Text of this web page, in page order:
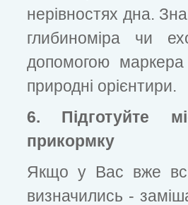
нерівностях дна.
глибиноміра чи
допомогою
природні орієнтири.
6. Підготуйте
прикормку
Якщо у Вас вже
визначились -